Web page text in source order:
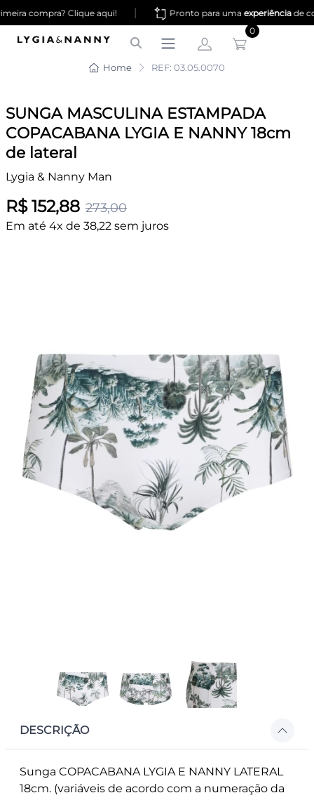
compra? Clique aqui! Pronto para umaexperiênciade
0
Home REF: 03.05.0070
SUNGA MASCULINA ESTAMPADA
COPACABANA LYGIA E NANNY 18cm
de lateral
Lygia & Nanny Man
R$ 152,88 273,00
Em até 4x de 38,22 sem juros
DESCRIÇÃO
Sunga COPACABANA LYGIA E NANNY LATERAL
18cm. (variáveis de acordo com a numeração da